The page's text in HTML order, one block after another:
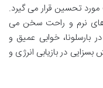
تحسین قرار می گیرد.
نرم و راحت سخن می
بارسلونا، خوابی عمیق و
در بازیابی انرژی و